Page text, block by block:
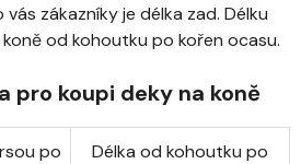
zákazníky je délka zad. Délku
od kohoutku po kořen ocasu.
pro koupi deky na koně
po
Délka od kohoutku po